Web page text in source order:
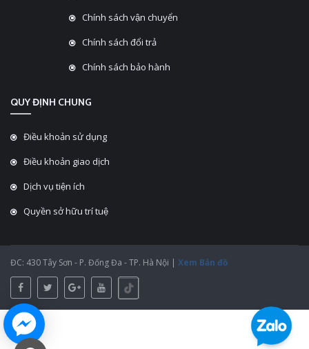
Chính sách vận chuyển
Chính sách đổi trả
Chính sách bảo hành
QUY ĐỊNH CHUNG
Điều khoản sử dụng
Điều khoản giao dịch
Dịch vụ tiện ích
Quyền sở hữu trí tuệ
ĐC: 430 Tây Sơn - P. Đống Đa - TP. Hà Nội | Xem Bản đồ